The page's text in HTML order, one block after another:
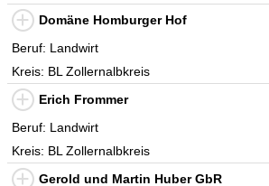
Domäne Homburger Hof
Beruf: Landwirt
Kreis: BL Zollernalbkreis
Erich Frommer
Beruf: Landwirt
Kreis: BL Zollernalbkreis
Gerold und Martin Huber GbR